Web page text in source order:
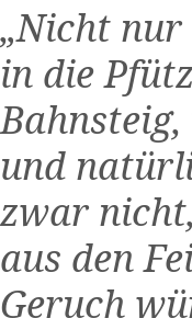
„Nicht nur
in die
und
zwar
aus den
Geruch